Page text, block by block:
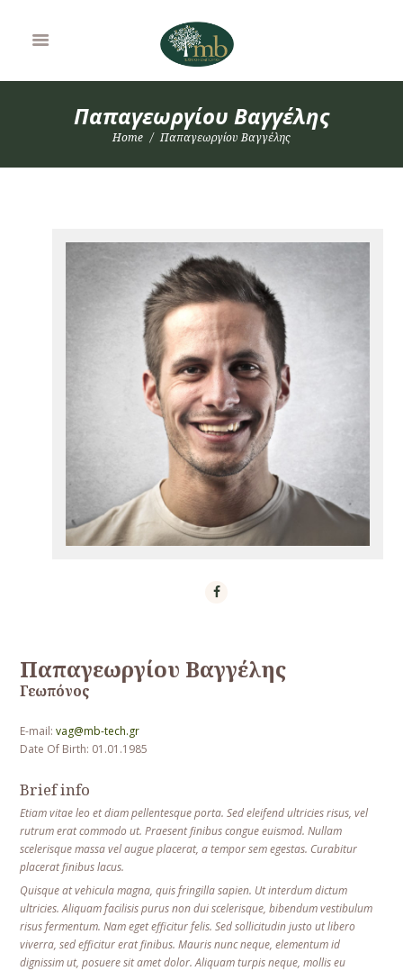
Παπαγεωργίου Βαγγέλης
Home Παπαγεωργίου Βαγγέλης
Παπαγεωργίου Βαγγέλης
Γεωπόνος
E-mail:vag@mb-tech.gr
Date Of Birth: 01.01.1985
Brief info
Etiam vitae leo et diam pellentesque porta. Sed eleifend ultricies risus, vel
rutrum erat commodo ut. Praesent finibus congue euismod. Nullam
scelerisque massa vel augue placerat, a tempor sem egestas. Curabitur
placerat finibus lacus.
Quisque at vehicula magna, quis fringilla sapien. Ut interdum dictum
ultricies. Aliquam facilisis purus non dui scelerisque, bibendum vestibulum
risus fermentum. Nam eget efficitur felis. Sed sollicitudin justo ut libero
viverra, sed efficitur erat finibus. Mauris nunc neque, elementum id
dignissim ut, posuere sit amet dolor. Aliquam turpis neque, mollis eu